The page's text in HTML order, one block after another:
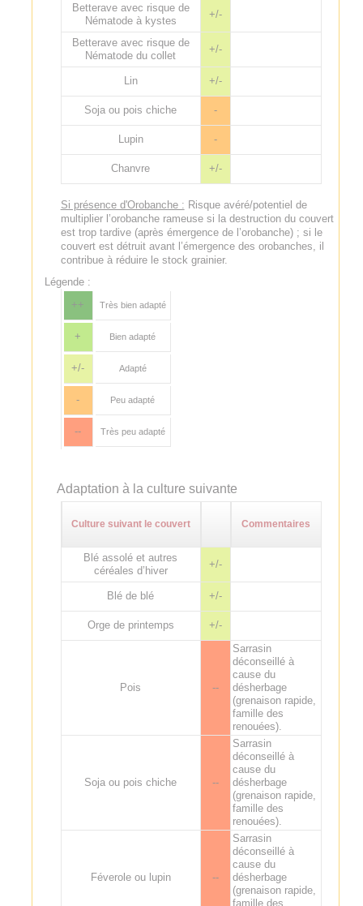
Betterave avec risque de
Nématode à kystes
+/-
Betterave avec risque de
Nématode du collet
+/-
Lin +/-
Soja ou pois chiche -
Lupin -
Chanvre +/-
Si présence d'Orobanche : Risque avéré/potentiel de
multiplier l’orobanche rameuse si la destruction du couvert
est trop tardive (après émergence de l’orobanche) ; si le
couvert est détruit avant l’émergence des orobanches, il
contribue à réduire le stock grainier.
Légende :
++
Très bien adapté
+ Bien adapté
+/- Adapté
- Peu adapté
-- Très peu adapté
Adaptation à la culture suivante
Culture suivant le couvert Commentaires
Blé assolé et autres
céréales d’hiver
+/-
Blé de blé +/-
Orge de printemps +/-
Pois --
Sarrasin
déconseillé à
cause du
désherbage
(grenaison rapide,
famille des
renouées).
Soja ou pois chiche --
Sarrasin
déconseillé à
cause du
désherbage
(grenaison rapide,
famille des
renouées).
Féverole ou lupin --
Sarrasin
déconseillé à
cause du
désherbage
(grenaison rapide,
famille des